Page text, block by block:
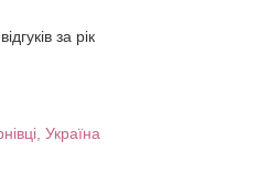
за рік
Україна